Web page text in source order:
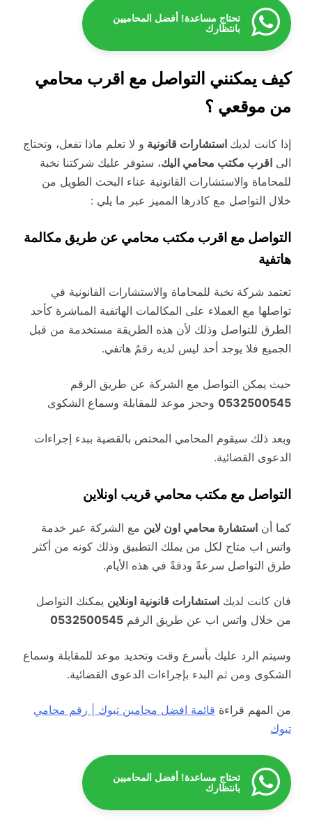
تحتاج مساعدة! أفضل المحاميين
بانتظارك
كيف يمكنني التواصل مع اقرب محامي
من موقعي ؟
إذا كانت لديك استشارات قانونية و لا تعلم ماذا تفعل، وتحتاج
الى اقرب مكتب محامي اليك، ستوفر عليك شركتنا نخبة
للمحاماة والاستشارات القانونية عناء البحث الطويل من
خلال التواصل مع كادرها المميز عبر ما يلي :
التواصل مع اقرب مكتب محامي عن طريق مكالمة
هاتفية
تعتمد شركة نخبة للمحاماة والاستشارات القانونية في
تواصلها مع العملاء على المكالمات الهاتفية المباشرة كأحد
الطرق للتواصل وذلك لأن هذه الطريقة مستخدمة من قبل
الجميع فلا يوجد أحد ليس لديه رقمٌ هاتفي.
حيث يمكن التواصل مع الشركة عن طريق الرقم
0532500545 وحجز موعد للمقابلة وسماع الشكوى
وبعد ذلك سيقوم المحامي المختص بالقضية ببدء إجراءات
الدعوى القضائية.
التواصل مع مكتب محامي قريب اونلاين
كما أن استشارة محامي اون لاين مع الشركة عبر خدمة
واتس اب متاح لكل من يملك التطبيق وذلك كونه من أكثر
طرق التواصل سرعةً ودقةً في هذه الأيام.
فان كانت لديك استشارات قانونية اونلاين يمكنك التواصل
من خلال واتس اب عن طريق الرقم 0532500545
وسيتم الرد عليك بأسرع وقت وتحديد موعد للمقابلة وسماع
الشكوى ومن ثم البدء بإجراءات الدعوى القضائية.
من المهم قراءة قائمة افضل محامين تبوك | رقم محامي
تبوك
تحتاج مساعدة! أفضل المحاميين
بانتظارك